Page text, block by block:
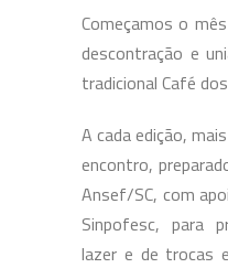
Começamos o
descontração e
tradicional Café
A cada edição,
encontro,
Ansef/SC, com
Sinpofesc, para
lazer e de trocas